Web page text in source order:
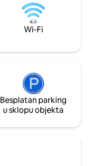
po
Wi-Fi
Besplatan parking
u sklopu objekta